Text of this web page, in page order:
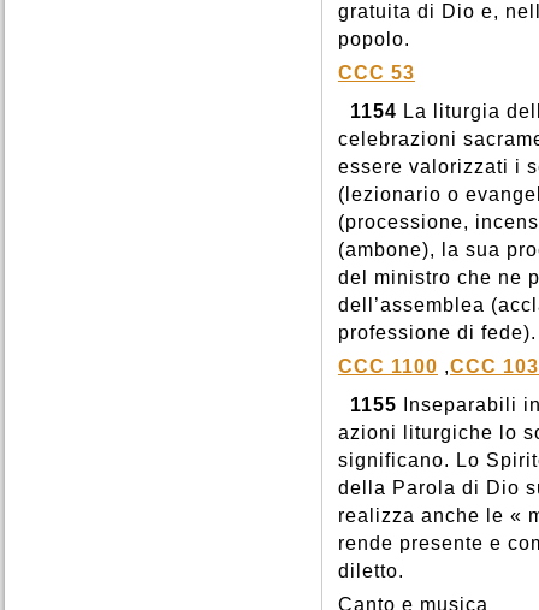
gratuita di Dio e,
popolo.
CCC 53
1154 La liturgia
celebrazioni
essere valorizzati i
(lezionario o
(processione,
(ambone), la sua
del ministro che ne
dell’assemblea
professione di fede).
CCC 1100 ,CCC 103
1155 Inseparabili
azioni liturgiche lo
significano. Lo
della Parola di Dio
realizza anche le «
rende presente e
diletto.
Canto e musica